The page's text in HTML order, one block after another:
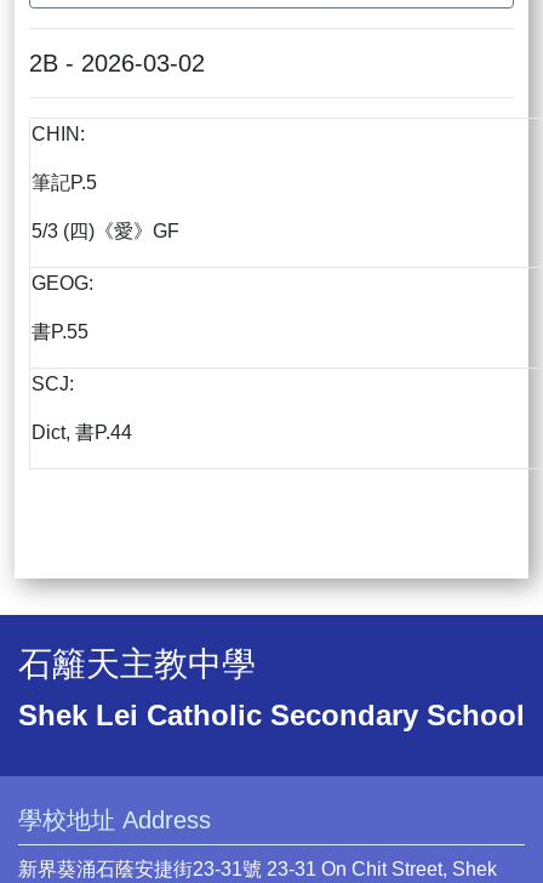
2B - 2026-03-02
CHIN:
筆記P.5
5/3 (四)《愛》GF
GEOG:
書P.55
SCJ:
Dict, 書P.44
石籬天主教中學
Shek Lei Catholic Secondary School
學校地址 Address
新界葵涌石蔭安捷街23-31號 23-31 On Chit Street, Shek